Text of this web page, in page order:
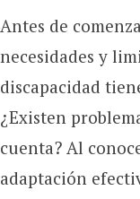
Antes de
necesidades y
discapacidad
¿Existen
cuenta? Al
adaptación